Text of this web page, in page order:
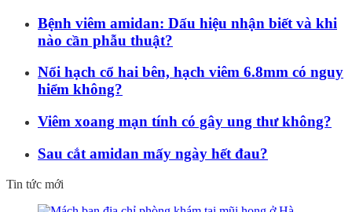
Bệnh viêm amidan: Dấu hiệu nhận biết và khi
nào cần phẫu thuật?
Nổi hạch cổ hai bên, hạch viêm 6.8mm có nguy
hiểm không?
Viêm xoang mạn tính có gây ung thư không?
Sau cắt amidan mấy ngày hết đau?
Tin tức mới